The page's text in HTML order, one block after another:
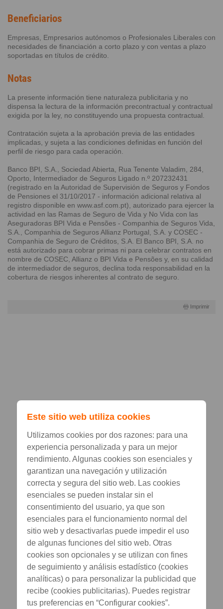
Beneficiarios
Empresas, Empresarios autónomos o Profesionales Liberales con
necesidades de financiación a corto plazo y con ventas a plazo
soportadas en títulos de crédito.
Notas
La presente información tiene naturaleza publicitaria y no
dispensa la lectura de la información precontractual y contractual
exigida por la ley, no constituyendo una propuesta contractual.
Contratación sujeta a la aprobación previa de las entidades
implicadas, y sujeta a las condiciones definidas en función del
perfil de riesgo para cada operación.
Banco BPI, S.A., Sociedad Abierta, Rua Tenente Valadim, 284,
Oporto, Intermediador de Seguros Ligado n.º 207232431
(registrado en la Autoridad de Supervisión de Seguros y Fondos
de Pensiones el 31/10/2017 - información adicional relativa al
registro disponible en www.asf.com.pt), autorizado para ejercer la
actividad en las Ramas de Seguro de Vida y No Vida con las
Aseguradoras BPI Vida e Pensões - Companhia de Seguros Vida,
S.A., Companhia de Seguros Allianz Portugal, S.A. y COSEC -
Companhia de Seguro de Créditos, S.A. El Banco BPI, S.A. no
está autorizado para cobrar primas ni para celebrar contratos en
nombre de COSEC, Allianz o BPI Vida e Pensões y, en su calidad
de intermediador de seguros, declina toda responsabilidad en la
cobertura de riesgos inherentes al contrato de seguro.
Imprimir
Este sitio web utiliza cookies
Utilizamos cookies por dos razones: para una
experiencia personalizada y para un mejor
rendimiento. Algunas cookies son esenciales y
garantizan una navegación y utilización
correcta y segura del sitio web. Las cookies
esenciales se pueden instalar sin el
consentimiento del usuario, ya que son
esenciales para el funcionamiento normal del
sitio web y desactivarlas puede impedir el uso
de algunas funciones del sitio web. Otras
cookies son opcionales y se utilizan con fines
de seguimiento y análisis estadístico (cookies
analíticas) o para personalizar la publicidad que
recibe (cookies publicitarias). Puedes registrar
tus preferencias en “Configurar cookies”.